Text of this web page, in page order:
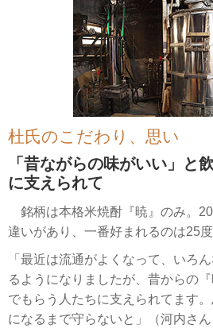
杜氏のこだわり、思い
「昔ながらの味がいい」と
に支えられて
銘柄は本格米焼酎『暁』のみ。
違いがあり、一番好まれるのは25度
「最近は流通がよくなって、いろ
るようになりましたが、昔からの
でもらう人たちに支えられてます
になるまで守らないと」（河内さん